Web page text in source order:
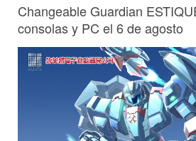
Changeable Guardian
consolas y PC el 6 de agosto